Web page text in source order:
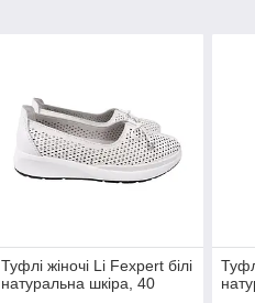
Туфлі жіночі Li Fexpert білі
натуральна шкіра, 40